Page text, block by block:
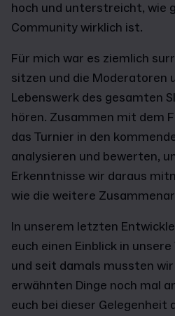
hoch und unterstreicht, wie
Community wirklich ist.
Für mich war es ziemlich
sitzen und die Moderatoren
Lebenswerk des gesamten
hören. Zusammen mit dem
das Turnier in den
analysieren und bewerten,
Erkenntnisse wir daraus
wie die weitere
In unserem letzten
euch einen Einblick in
und seit damals mussten
erwähnten Dinge noch mal
euch bei dieser Gelegenheit